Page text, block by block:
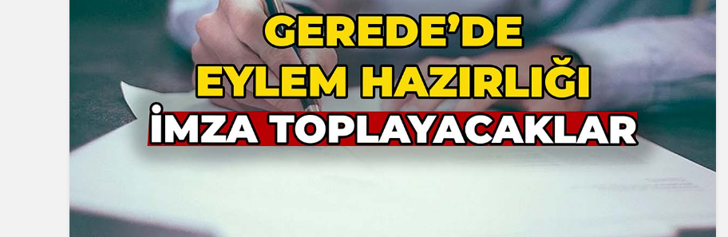
Genel
Kocaeli Karamürsel’de
Tadilatta Yangın Çıktı
Mutfak Atölyesi ile
Profesyonelliğe Adım
Attı